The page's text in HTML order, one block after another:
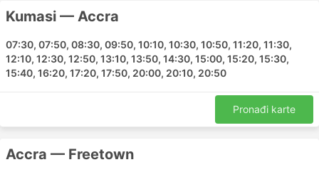
nekoliko sati bez jela u zrakoplovu, spremni ste za
manje dostupnih zračnih luka, takve cijene pružaju
dobru priliku za uštedu nešto novca na daljnjim
putovanjima.
Putovanje zrakoplovom: prednosti i
Prednosti putovanja zrakoplovom
Kumasi — Accra
07:30, 07:50, 08:30, 09:50, 10:10, 10:30, 10:50, 11:20, 11:30,
12:10, 12:30, 12:50, 13:10, 13:50, 14:30, 15:00, 15:20, 15:30,
15:40, 16:20, 17:20, 17:50, 20:00, 20:10, 20:50
Pronađi karte
Accra — Freetown